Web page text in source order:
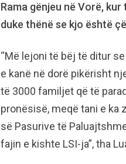
Rama gënjeu në Vorë,
duke thënë se kjo është
“Më lejoni të bëj të ditur
e kanë në dorë pikërisht
të 3000 familjet që të
pronësisë, meqë tani e
së Pasurive të
fajin e kishte LSI-ja”, tha